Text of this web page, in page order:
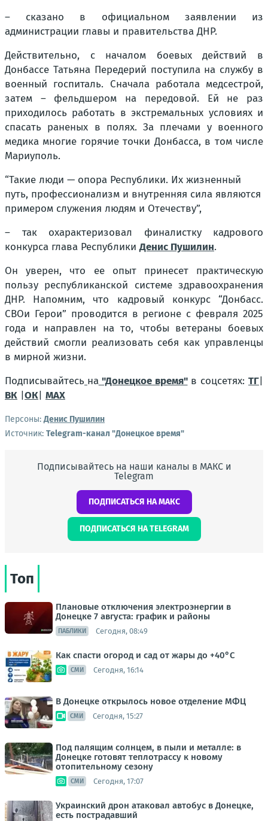
– сказано в официальном заявлении из
администрации главы и правительства ДНР.
Действительно, с началом боевых действий в
Донбассе Татьяна Передерий поступила на службу в
военный госпиталь. Сначала работала медсестрой,
затем – фельдшером на передовой. Ей не раз
приходилось работать в экстремальных условиях и
спасать раненых в полях. За плечами у военного
медика многие горячие точки Донбасса, в том числе
Мариуполь.
“Такие люди — опора Республики. Их жизненный
путь, профессионализм и внутренняя сила являются
примером служения людям и Отечеству”,
– так охарактеризовал финалистку кадрового
конкурса глава РеспубликиДенис Пушилин.
Он уверен, что ее опыт принесет практическую
пользу республиканской системе здравоохранения
ДНР. Напомним, что кадровый конкурс “Донбасс.
СВОи Герои” проводится в регионе с февраля 2025
года и направлен на то, чтобы ветераны боевых
действий смогли реализовать себя как управленцы
в мирной жизни.
Подписывайтесь на "Донецкое время"в соцсетях:ТГ
ВК ОК МАХ
Персоны: Денис Пушилин
Источник: Telegram-канал "Донецкое время"
Подписывайтесь на наши каналы в МАКС и
Telegram
ПОДПИСАТЬСЯ НА МАКС
ПОДПИСАТЬСЯ НА TELEGRAM
Топ
Плановые отключения электроэнергии в
Донецке 7 августа: график и районы
ПАБЛИКИ Сегодня, 08:49
Как спасти огород и сад от жары до +40°C
СМИ Сегодня, 16:14
В Донецке открылось новое отделение МФЦ
СМИ Сегодня, 15:27
Под палящим солнцем, в пыли и металле: в
Донецке готовят теплотрассу к новому
отопительному сезону
СМИ Сегодня, 17:07
Украинский дрон атаковал автобус в Донецке,
есть пострадавший